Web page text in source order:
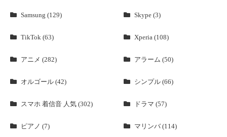
Samsung (129) Skype (3)
TikTok (63) Xperia (108)
アニメ (282) アラーム (50)
オルゴール (42) シンプル (66)
スマホ 着信音 人気 (302) ドラマ (57)
ピアノ (7) マリンバ (114)